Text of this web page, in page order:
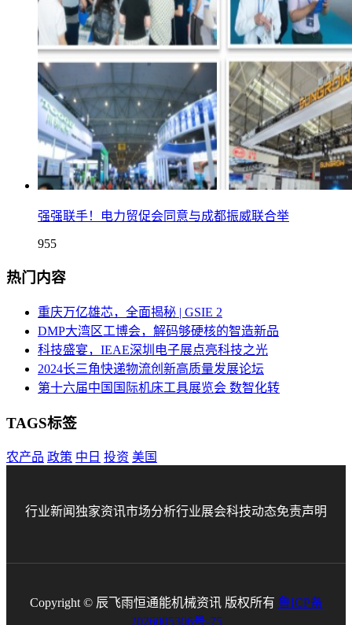
强强联手！电力贸促会同意与成都振威联合举
955
热门内容
重庆万亿雄芯，全面揭秘 | GSIE 2
DMP大湾区工博会，解码够硬核的智造新品
科技盛宴，IEAE深圳电子展点亮科技之光
2024长三角快递物流创新高质量发展论坛
第十六届中国国际机床工具展览会 数智化转
TAGS标签
农产品 政策 中日 投资 美国
行业新闻独家资讯市场分析行业展会科技动态免责声明
Copyright © 辰飞雨恒通能机械资讯 版权所有 鲁ICP备
2026005306号-75